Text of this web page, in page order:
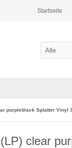
Startseite
purpleblack Splatter Vinyl
clear